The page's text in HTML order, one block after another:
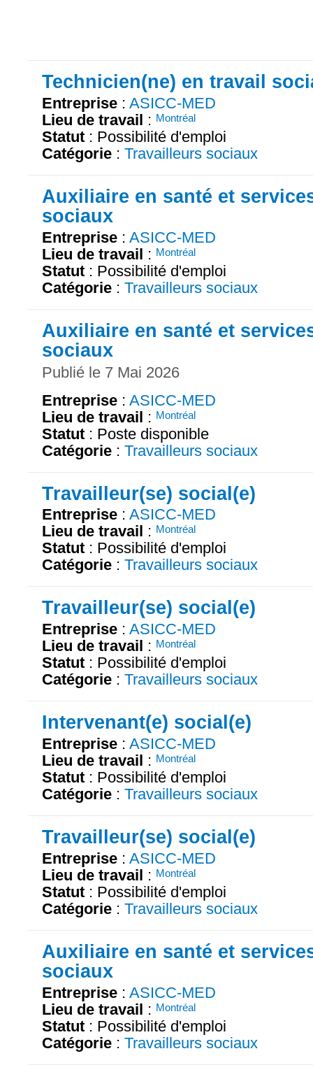
Technicien(ne) en travail
Entreprise : ASICC-MED
Lieu de travail : Montréal
Statut : Possibilité d'emploi
Catégorie : Travailleurs sociaux
Auxiliaire en santé et
sociaux
Entreprise : ASICC-MED
Lieu de travail : Montréal
Statut : Possibilité d'emploi
Catégorie : Travailleurs sociaux
Auxiliaire en santé et
sociaux
Publié le 7 Mai 2026
Entreprise : ASICC-MED
Lieu de travail : Montréal
Statut : Poste disponible
Catégorie : Travailleurs sociaux
Travailleur(se) social(e)
Entreprise : ASICC-MED
Lieu de travail : Montréal
Statut : Possibilité d'emploi
Catégorie : Travailleurs sociaux
Travailleur(se) social(e)
Entreprise : ASICC-MED
Lieu de travail : Montréal
Statut : Possibilité d'emploi
Catégorie : Travailleurs sociaux
Intervenant(e) social(e)
Entreprise : ASICC-MED
Lieu de travail : Montréal
Statut : Possibilité d'emploi
Catégorie : Travailleurs sociaux
Travailleur(se) social(e)
Entreprise : ASICC-MED
Lieu de travail : Montréal
Statut : Possibilité d'emploi
Catégorie : Travailleurs sociaux
Auxiliaire en santé et
sociaux
Entreprise : ASICC-MED
Lieu de travail : Montréal
Statut : Possibilité d'emploi
Catégorie : Travailleurs sociaux